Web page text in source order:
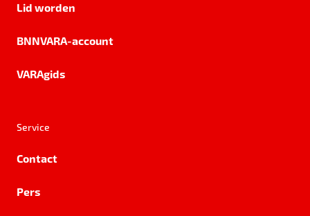
Lid worden
BNNVARA-account
VARAgids
Service
Contact
Pers